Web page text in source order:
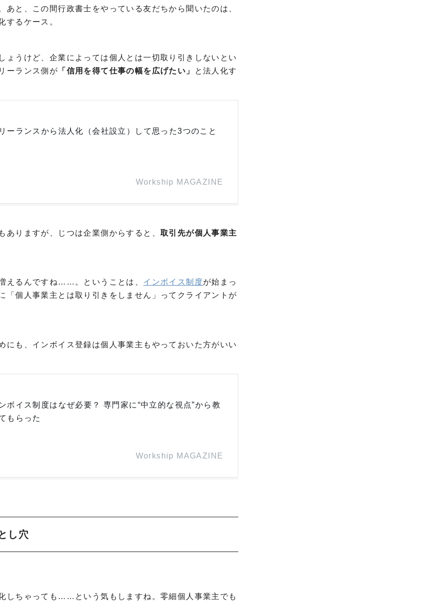
と、この間行政書士をやっている友だちから聞いたのは、
するケース。
ょうけど、企業によっては個人とは一切取り引きしないとい
ーランス側が 「信用を得て仕事の幅を広げたい」
と法人化す
ーランスから法人化（会社設立）して思った3つのこと
Workship MAGAZINE
ありますが、じつは企業側からすると、取引先が個人事業主
えるんですね……。ということは、 インボイス制度が始まっ
「個人事業主とは取り引きをしません」ってクライアントが
にも、インボイス登録は個人事業主もやっておいた方がいい
ボイス制度はなぜ必要？ 専門家に“中立的な視点”から教
もらった
Workship MAGAZINE
し穴
しちゃっても……という気もしますね。零細個人事業主でも